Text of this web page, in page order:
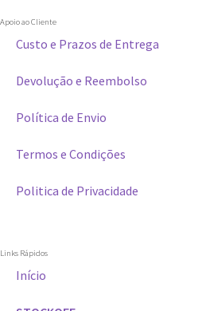
Apoio ao Cliente
Custo e Prazos de Entrega
Devolução e Reembolso
Política de Envio
Termos e Condições
Politica de Privacidade
Links Rápidos
Início